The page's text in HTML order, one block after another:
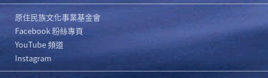
原住民族文化事業基金會
Facebook 粉絲專頁
YouTube 頻道
Instagram